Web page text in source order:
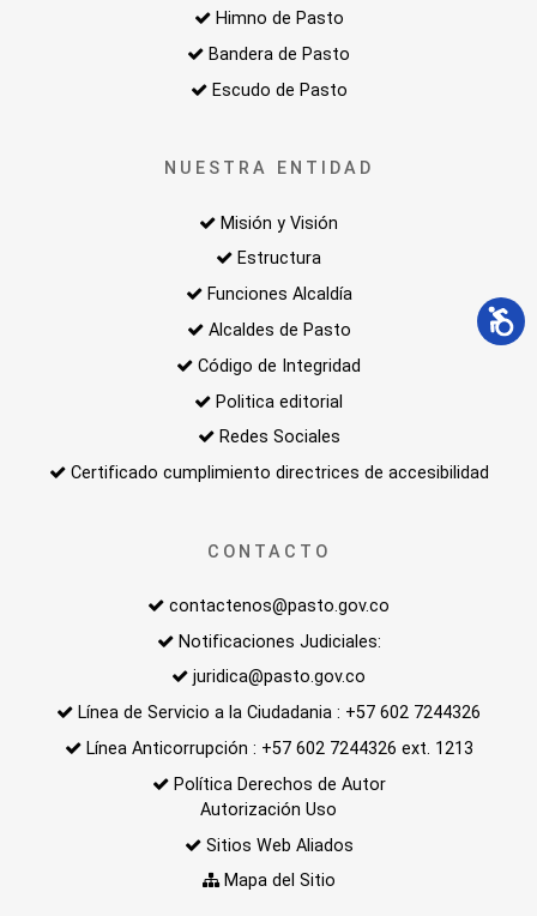
Himno de Pasto
Bandera de Pasto
Escudo de Pasto
NUESTRA ENTIDAD
Misión y Visión
Estructura
Funciones Alcaldía
Alcaldes de Pasto
Código de Integridad
Politica editorial
Redes Sociales
Certificado cumplimiento directrices de accesibilidad
CONTACTO
contactenos@pasto.gov.co
Notificaciones Judiciales:
juridica@pasto.gov.co
Línea de Servicio a la Ciudadania : +57 602 7244326
Línea Anticorrupción : +57 602 7244326 ext. 1213
Política Derechos de Autor
Autorización Uso
Sitios Web Aliados
Mapa del Sitio